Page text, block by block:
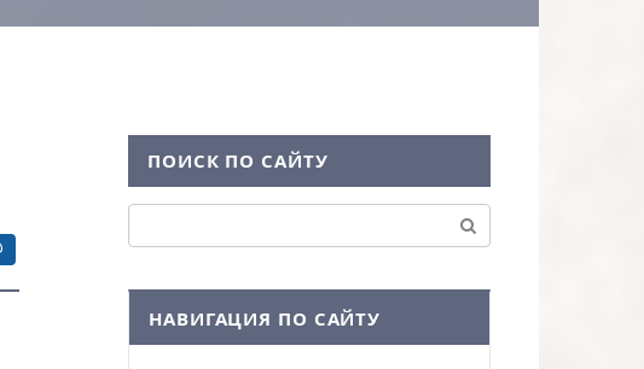
ПОИСК ПО САЙТУ
НАВИГАЦИЯ ПО САЙТУ